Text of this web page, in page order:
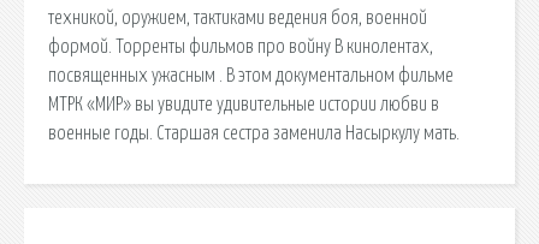
техникой, оружием, тактиками ведения боя, военной
формой. Торренты фильмов про войну В кинолентах,
посвященных ужасным . В этом документальном фильме
МТРК «МИР» вы увидите удивительные истории любви в
военные годы. Старшая сестра заменила Насыркулу мать.